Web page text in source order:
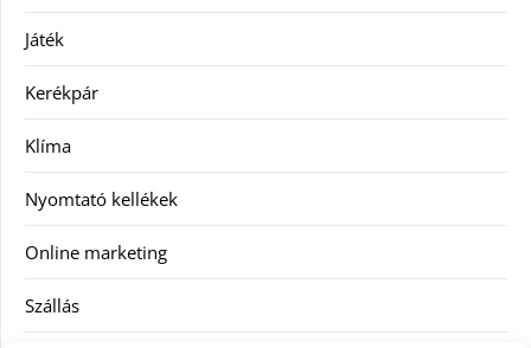
Játék
Kerékpár
Klíma
Nyomtató kellékek
Online marketing
Szállás